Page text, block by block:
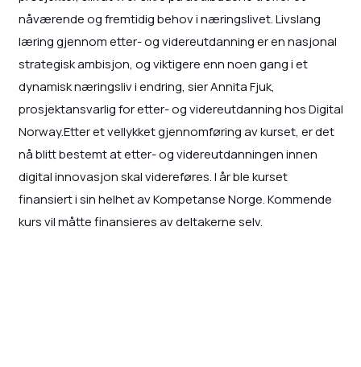
nåværende og fremtidig behov i næringslivet. Livslang
læring gjennom etter- og videreutdanning er en nasjonal
strategisk ambisjon, og viktigere enn noen gang i et
dynamisk næringsliv i endring, sier Annita Fjuk,
prosjektansvarlig for etter- og videreutdanning hos Digital
Norway.Etter et vellykket gjennomføring av kurset, er det
nå blitt bestemt at etter- og videreutdanningen innen
digital innovasjon skal videreføres. I år ble kurset
finansiert i sin helhet av Kompetanse Norge. Kommende
kurs vil måtte finansieres av deltakerne selv.